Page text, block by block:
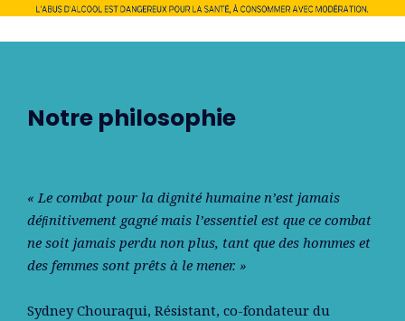
Notre philosophie
« Le combat pour la dignité humaine n’est jamais
déﬁnitivement gagné mais l’essentiel est que ce combat
ne soit jamais perdu non plus, tant que des hommes et
des femmes sont prêts à le mener. »
Sydney Chouraqui, Résistant, co-fondateur du